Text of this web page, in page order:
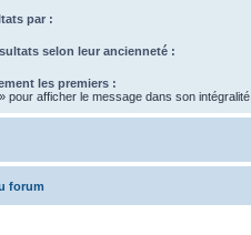
par :
selon leur ancienneté :
les premiers :
pour afficher le message dans son intégralité.
forum